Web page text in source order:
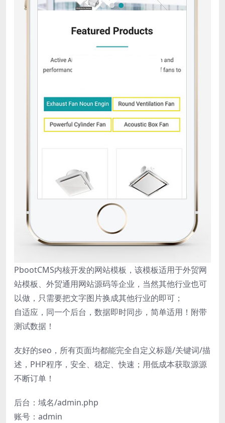
PbootCMS内核开发的网站模板，该模板适用于外贸网
站模板、外贸通用网站源码等企业，当然其他行业也可
以做，只需要把文字图片换成其他行业的即可；
自适应，同一个后台，数据即时同步，简单适用！附带
测试数据！
友好的seo，所有页面均都能完全自定义标题/关键词/描
述，PHP程序，安全、稳定、快速；用低成本获取源源
不断订单！
后台：域名/admin.php
账号：admin